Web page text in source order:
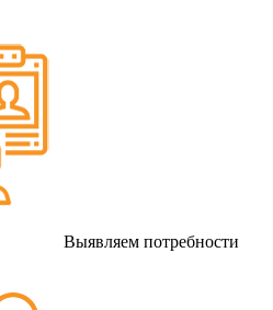
Выявляем потребности